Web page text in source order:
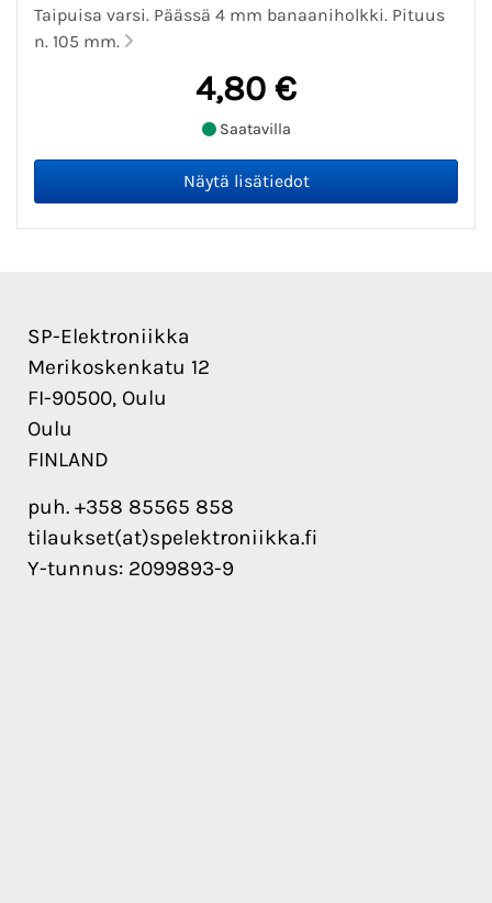
Taipuisa varsi. Päässä 4 mm banaaniholkki. Pituus
n. 105 mm.
4,80 €
Saatavilla
SP-Elektroniikka
Merikoskenkatu 12
FI-90500, Oulu
Oulu
FINLAND
puh. +358 85565 858
tilaukset(at)spelektroniikka.fi
Y-tunnus: 2099893-9